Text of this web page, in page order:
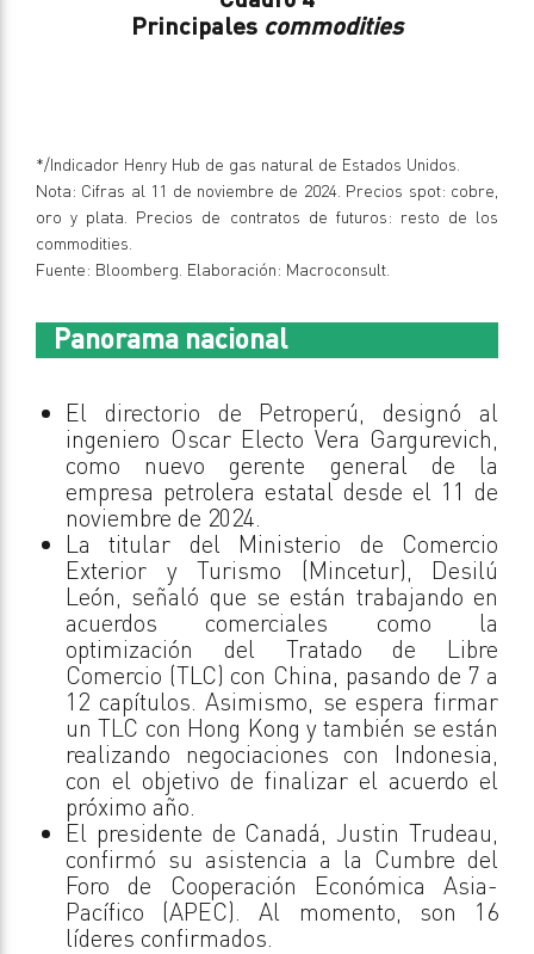
Principales commodities
*/Indicador Henry Hub de gas natural de Estados Unidos.
Nota: Cifras al 11 de noviembre de 2024. Precios spot: cobre,
oro y plata. Precios de contratos de futuros: resto de los
commodities.
Fuente: Bloomberg. Elaboración: Macroconsult.
Panorama nacional
El directorio de Petroperú, designó al
ingeniero Oscar Electo Vera Gargurevich,
como nuevo gerente general de la
empresa petrolera estatal desde el 11 de
noviembre de 2024.
La titular del Ministerio de Comercio
Exterior y Turismo (Mincetur), Desilú
León, señaló que se están trabajando en
acuerdos comerciales como la
optimización del Tratado de Libre
Comercio (TLC) con China, pasando de 7 a
12 capítulos. Asimismo, se espera firmar
un TLC con Hong Kong y también se están
realizando negociaciones con Indonesia,
con el objetivo de finalizar el acuerdo el
próximo año.
El presidente de Canadá, Justin Trudeau,
confirmó su asistencia a la Cumbre del
Foro de Cooperación Económica Asia-
Pacífico (APEC). Al momento, son 16
líderes confirmados.